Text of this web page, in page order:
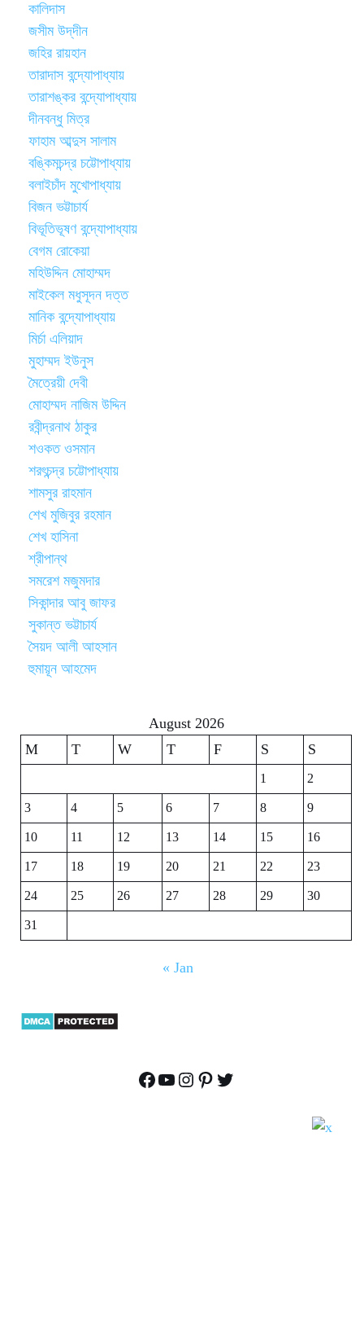
কালিদাস
জসীম উদ্‌দীন
জহির রায়হান
তারাদাস বন্দ্যোপাধ্যায়
তারাশঙ্কর বন্দ্যোপাধ্যায়
দীনবন্ধু মিত্র
ফাহাম আব্দুস সালাম
বঙ্কিমচন্দ্র চট্টোপাধ্যায়
বলাইচাঁদ মুখোপাধ্যায়
বিজন ভট্টাচার্য
বিভূতিভূষণ বন্দ্যোপাধ্যায়
বেগম রোকেয়া
মহিউদ্দিন মোহাম্মদ
মাইকেল মধুসূদন দত্ত
মানিক বন্দ্যোপাধ্যায়
মির্চা এলিয়াদ
মুহাম্মদ ইউনুস
মৈত্রেয়ী দেবী
মোহাম্মদ নাজিম উদ্দিন
রবীন্দ্রনাথ ঠাকুর
শওকত ওসমান
শরৎচন্দ্র চট্টোপাধ্যায়
শামসুর রাহমান
শেখ মুজিবুর রহমান
শেখ হাসিনা
শ্রীপান্থ
সমরেশ মজুমদার
সিকান্দার আবু জাফর
সুকান্ত ভট্টাচার্য
সৈয়দ আলী আহসান
হুমায়ূন আহমেদ
August 2026
M
T W T F S S
1
2
3
4 5 6 7 8
9
10
11 12 13 14 15
16
17
18 19 20 21 22
23
24
25 26 27 28 29
30
31
« Jan